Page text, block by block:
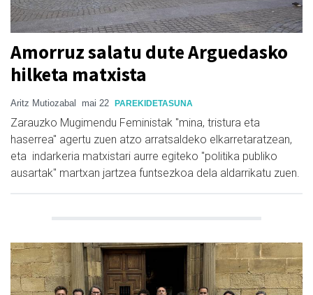
Amorruz salatu dute Arguedasko
hilketa matxista
Aritz Mutiozabal mai 22 PAREKIDETASUNA
Zarauzko Mugimendu Feministak "mina, tristura eta
haserrea" agertu zuen atzo arratsaldeko elkarretaratzean,
eta indarkeria matxistari aurre egiteko "politika publiko
ausartak" martxan jartzea funtsezkoa dela aldarrikatu zuen.